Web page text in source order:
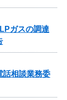
ガスの調達
話相談業務委